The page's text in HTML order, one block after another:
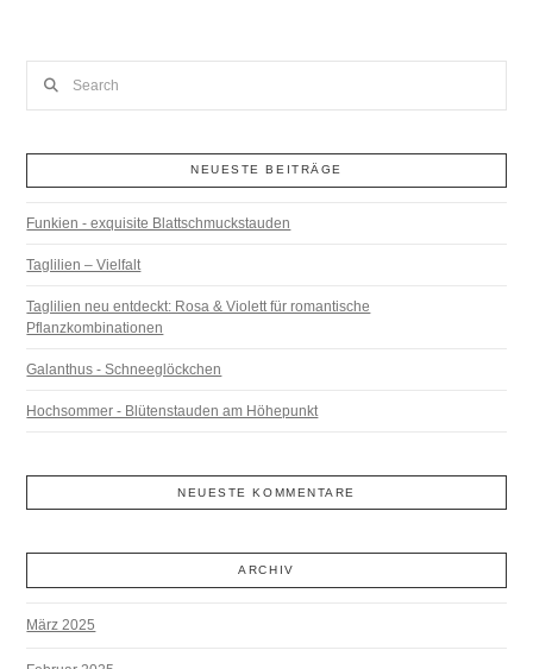
NEUESTE BEITRÄGE
Funkien - exquisite Blattschmuckstauden
Taglilien – Vielfalt
Taglilien neu entdeckt: Rosa & Violett für romantische
Pflanzkombinationen
Galanthus - Schneeglöckchen
Hochsommer - Blütenstauden am Höhepunkt
NEUESTE KOMMENTARE
ARCHIV
März 2025